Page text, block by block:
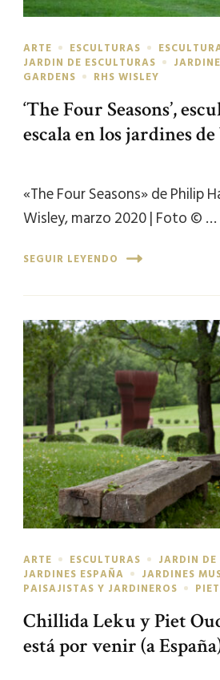
ARTE ESCULTURAS
JARDIN DE ESCULTURAS
GARDENS
RHS WISLEY
‘The Four Seasons’,
escala en los jardines
«The Four Seasons» de Philip
Wisley, marzo 2020 | Foto © …
SEGUIR LEYENDO
ARTE ESCULTURAS
JARDIN DE
JARDINES ESPAÑA
JARDINES
PAISAJISTAS Y JARDINEROS
Chillida Leku y Piet
está por venir (a